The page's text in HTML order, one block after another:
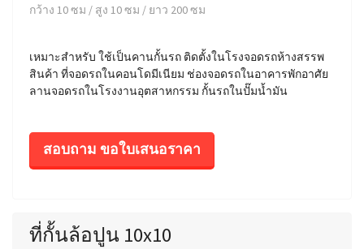
กว้าง 10 ซม / สูง 10 ซม / ยาว 200 ซม
เหมาะสำหรับ ใช้เป็นคานกั้นรถ ติดตั้งในโรงจอดรถห้างสรรพ
สินค้า ที่จอดรถในคอนโดมีเนียม ช่องจอดรถในอาคารพักอาศัย
ลานจอดรถในโรงงานอุตสาหกรรม กั้นรถในปั๊มน้ำมัน
สอบถาม ขอใบเสนอราคา
ที่กั้นล้อปูน 10x10